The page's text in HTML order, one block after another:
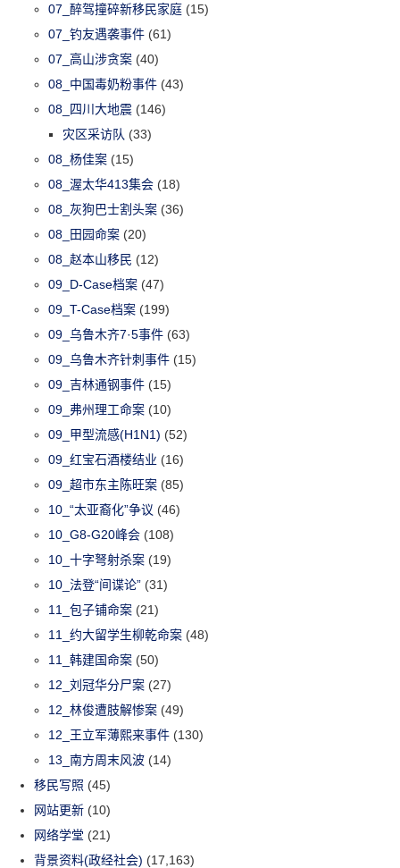
07_醉驾撞碎新移民家庭 (15)
07_钓友遇袭事件 (61)
07_高山涉贪案 (40)
08_中国毒奶粉事件 (43)
08_四川大地震 (146)
灾区采访队 (33)
08_杨佳案 (15)
08_渥太华413集会 (18)
08_灰狗巴士割头案 (36)
08_田园命案 (20)
08_赵本山移民 (12)
09_D-Case档案 (47)
09_T-Case档案 (199)
09_乌鲁木齐7·5事件 (63)
09_乌鲁木齐针刺事件 (15)
09_吉林通钢事件 (15)
09_弗州理工命案 (10)
09_甲型流感(H1N1) (52)
09_红宝石酒楼结业 (16)
09_超市东主陈旺案 (85)
10_“太亚裔化”争议 (46)
10_G8-G20峰会 (108)
10_十字弩射杀案 (19)
10_法登“间谍论” (31)
11_包子铺命案 (21)
11_约大留学生柳乾命案 (48)
11_韩建国命案 (50)
12_刘冠华分尸案 (27)
12_林俊遭肢解惨案 (49)
12_王立军薄熙来事件 (130)
13_南方周末风波 (14)
移民写照 (45)
网站更新 (10)
网络学堂 (21)
背景资料(政经社会) (17,163)